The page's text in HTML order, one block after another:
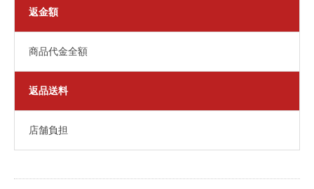
返金額
商品代金全額
返品送料
店舗負担